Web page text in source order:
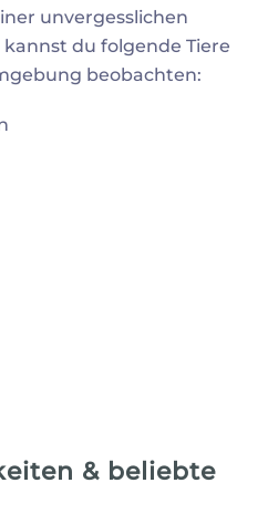
unvergesslichen
du folgende Tiere
beobachten:
& beliebte